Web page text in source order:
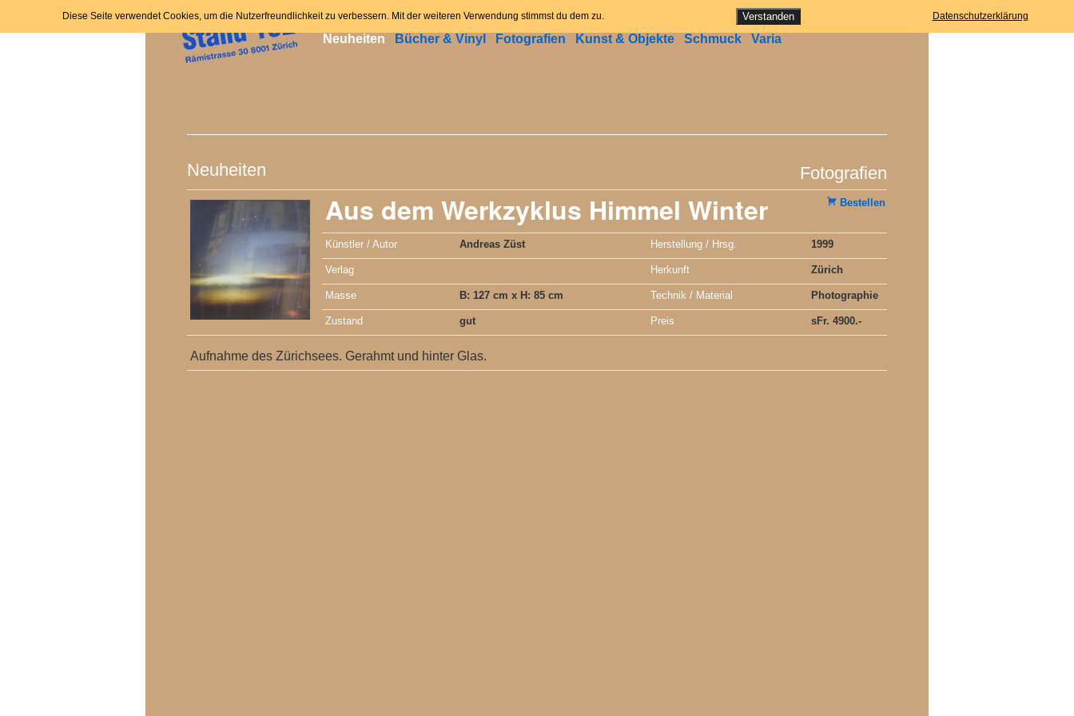
Zum
Inhalt
Home News Angebot Kontakt Datenschutzerklärung
Neuheiten Bücher & Vinyl Fotografien Kunst & Objekte Schmuck Varia
Neuheiten Fotografien
Aus dem Werkzyklus Himmel Winter Bestellen
Künstler / Autor Andreas Züst Herstellung / Hrsg. 1999
Verlag Herkunft Zürich
Masse B: 127 cm x H: 85 cm Technik / Material Photographie
Zustand gut Preis sFr. 4900.-
Aufnahme des Zürichsees. Gerahmt und hinter Glas.
Diese Seite verwendet Cookies, um die Nutzerfreundlichkeit zu verbessern. Mit der weiteren Verwendung stimmst du dem zu. Verstanden Datenschutzerklärung